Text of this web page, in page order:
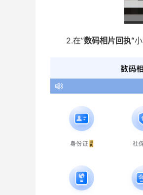
2.在”数码相片回执“